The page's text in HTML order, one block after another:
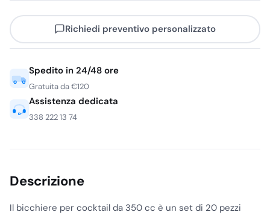
Richiedi preventivo personalizzato
Spedito in 24/48 ore
Gratuita da €120
Assistenza dedicata
338 222 13 74
Descrizione
Il bicchiere per cocktail da 350 cc è un set di 20 pezzi